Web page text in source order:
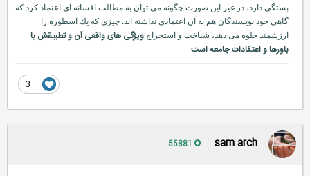
بستگی دارد، در غیر این صورت چگونه می توان به مطالب افسانه ای اعتماد كرد كه
گاهی خود نویسندگان هم به آن اعتمادی نداشته اند. چیزی كه یك اسطوره را
ارزشمند جلوه می دهد، شناخت و استخراجویژگی های واقعی آن و تطبیقش با
باورها و اعتقادات جامعه است.
sam arch